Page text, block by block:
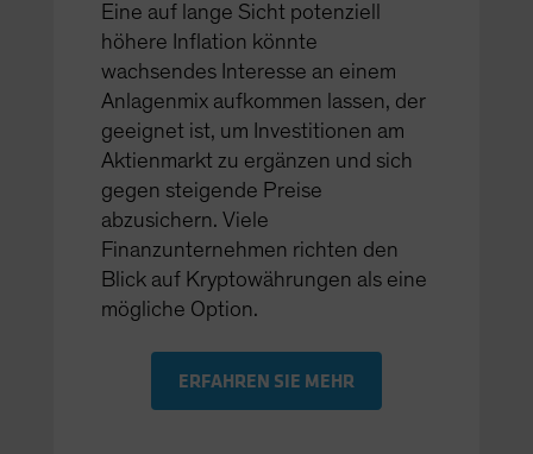
Eine auf lange Sicht potenziell
höhere Inflation könnte
wachsendes Interesse an einem
Anlagenmix aufkommen lassen, der
geeignet ist, um Investitionen am
Aktienmarkt zu ergänzen und sich
gegen steigende Preise
abzusichern. Viele
Finanzunternehmen richten den
Blick auf Kryptowährungen als eine
mögliche Option.
ERFAHREN SIE MEHR